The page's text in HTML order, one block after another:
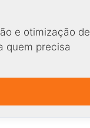
e otimização de
quem precisa